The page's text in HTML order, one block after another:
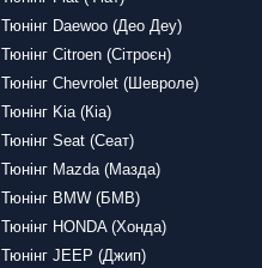
Тюнінг Daewoo (Део Деу)
Тюнінг Citroen (Сітроєн)
Тюнінг Chevrolet (Шевроле)
Тюнінг Kia (Кіа)
Тюнінг Seat (Сеат)
Тюнінг Mazda (Мазда)
Тюнінг BMW (БМВ)
Тюнінг HONDA (Хонда)
Тюнінг JEEP (Джип)